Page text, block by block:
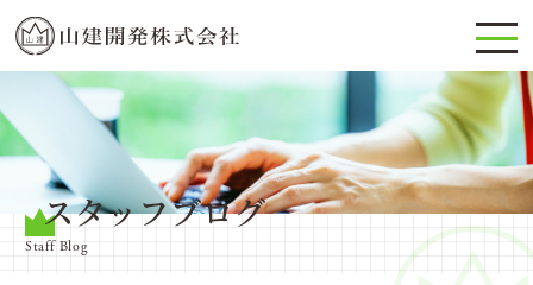
スタッフブログ
Staff Blog